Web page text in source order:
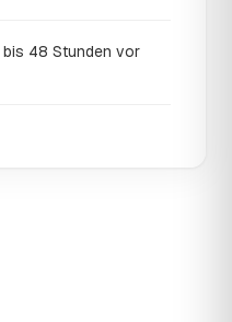
48 Stunden vor